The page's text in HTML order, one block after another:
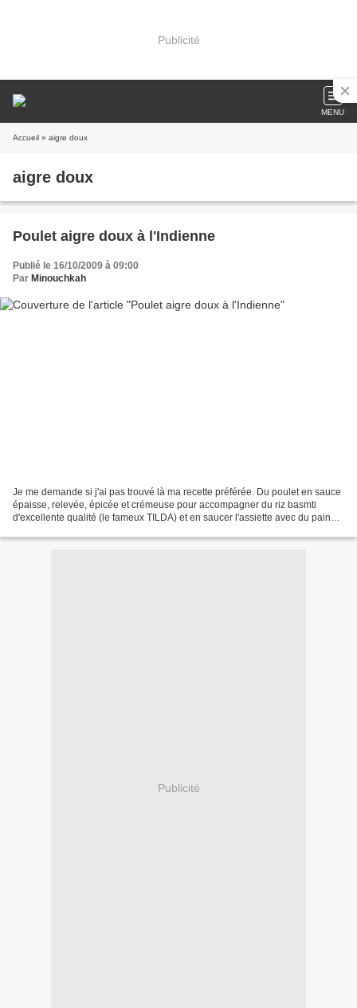
Publicité
MENU
Accueil » aigre doux
aigre doux
Poulet aigre doux à l'Indienne
Publié le 16/10/2009 à 09:00
Par Minouchkah
Je me demande si j'ai pas trouvé là ma recette préférée. Du poulet en sauce
épaisse, relevée, épicée et crémeuse pour accompagner du riz basmti
d'excellente qualité (le fameux TILDA) et en saucer l'assiette avec du pain
Publicité